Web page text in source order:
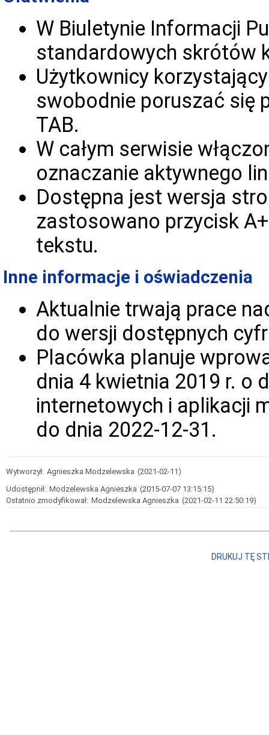
W Biuletynie Informacji
standardowych skrótów
Użytkownicy
swobodnie poruszać się
TAB.
W całym serwisie
oznaczanie aktywnego
Dostępna jest wersja
zastosowano przycisk
tekstu.
Inne informacje i oświadczenia
Aktualnie trwają prace
do wersji dostępnych
Placówka planuje
dnia 4 kwietnia 2019 r. o
internetowych i aplikacji
do dnia 2022-12-31.
Wytworzył: Agnieszka Modzelewska (2021-02-11)
Udostępnił: Modzelewska Agnieszka (2015-07-07 13:15:15)
Ostatnio zmodyfikował: Modzelewska Agnieszka (2021-02-11 22:50:19)
DRUKUJ TĘ